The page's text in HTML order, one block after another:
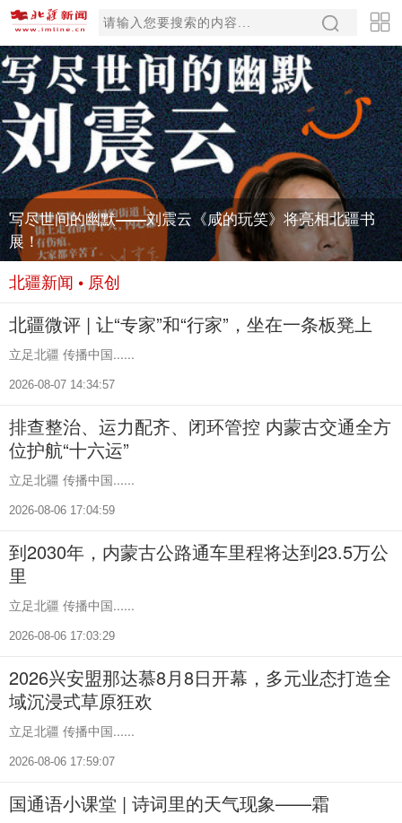
写尽世间的幽默——刘震云《咸的玩笑》将亮相北疆书
展！
北疆新闻 • 原创
北疆微评 | 让“专家”和“行家”，坐在一条板凳上
立足北疆 传播中国......
2026-08-07 14:34:57
排查整治、运力配齐、闭环管控 内蒙古交通全方
位护航“十六运”
立足北疆 传播中国......
2026-08-06 17:04:59
到2030年，内蒙古公路通车里程将达到23.5万公
里
立足北疆 传播中国......
2026-08-06 17:03:29
2026兴安盟那达慕8月8日开幕，多元业态打造全
域沉浸式草原狂欢
立足北疆 传播中国......
2026-08-06 17:59:07
国通语小课堂 | 诗词里的天气现象——霜